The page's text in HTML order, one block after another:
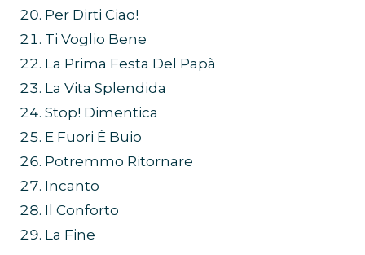
Per Dirti Ciao!
Ti Voglio Bene
La Prima Festa Del Papà
La Vita Splendida
Stop! Dimentica
E Fuori È Buio
Potremmo Ritornare
Incanto
Il Conforto
La Fine